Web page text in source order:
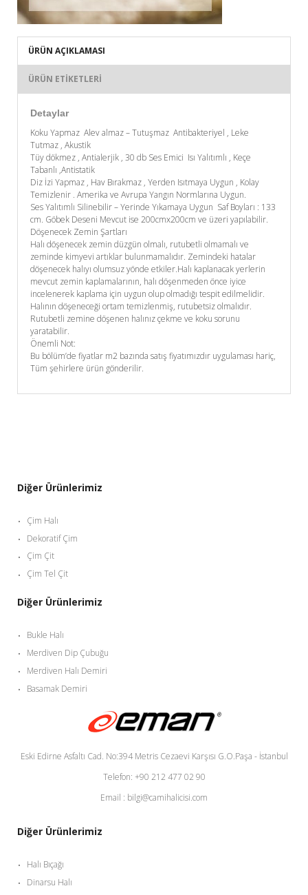
ÜRÜN AÇIKLAMASI
ÜRÜN ETIKETLERI
Detaylar
Koku Yapmaz Alev almaz – Tutuşmaz Antibakteriyel , Leke
Tutmaz , Akustik
Tüy dökmez , Antialerjik , 30 db Ses Emici Isı Yalıtımlı , Keçe
Tabanlı ,Antistatik
Diz İzi Yapmaz , Hav Bırakmaz , Yerden Isıtmaya Uygun , Kolay
Temizlenir . Amerika ve Avrupa Yangın Normlarına Uygun.
Ses Yalıtımlı Silinebilir – Yerinde Yıkamaya Uygun Saf Boyları : 133
cm. Göbek Deseni Mevcut ise 200cmx200cm ve üzeri yapılabilir.
Döşenecek Zemin Şartları
Halı döşenecek zemin düzgün olmalı, rutubetli olmamalı ve
zeminde kimyevi artıklar bulunmamalıdır. Zemindeki hatalar
döşenecek halıyı olumsuz yönde etkiler.Halı kaplanacak yerlerin
mevcut zemin kaplamalarının, halı döşenmeden önce iyice
incelenerek kaplama için uygun olup olmadığı tespit edilmelidir.
Halının döşeneceği ortam temizlenmiş, rutubetsiz olmalıdır.
Rutubetli zemine döşenen halınız çekme ve koku sorunu
yaratabilir.
Önemli Not:
Bu bölüm’de fiyatlar m2 bazında satış fiyatımızdır uygulaması hariç,
Tüm şehirlere ürün gönderilir.
Diğer Ürünlerimiz
Çim Halı
Dekoratif Çim
Çim Çit
Çim Tel Çit
Diğer Ürünlerimiz
Bukle Halı
Merdiven Dip Çubuğu
Merdiven Halı Demiri
Basamak Demiri
Eski Edirne Asfaltı Cad. No:394 Metris Cezaevi Karşısı G.O.Paşa - İstanbul
Telefon: +90 212 477 02 90
Email : bilgi@camihalicisi.com
Diğer Ürünlerimiz
Halı Bıçağı
Dinarsu Halı